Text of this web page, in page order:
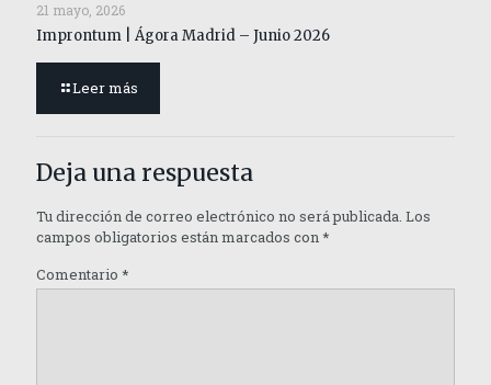
21 mayo, 2026
Improntum | Ágora Madrid – Junio 2026
Leer más
Deja una respuesta
Tu dirección de correo electrónico no será publicada. Los
campos obligatorios están marcados con*
Comentario *